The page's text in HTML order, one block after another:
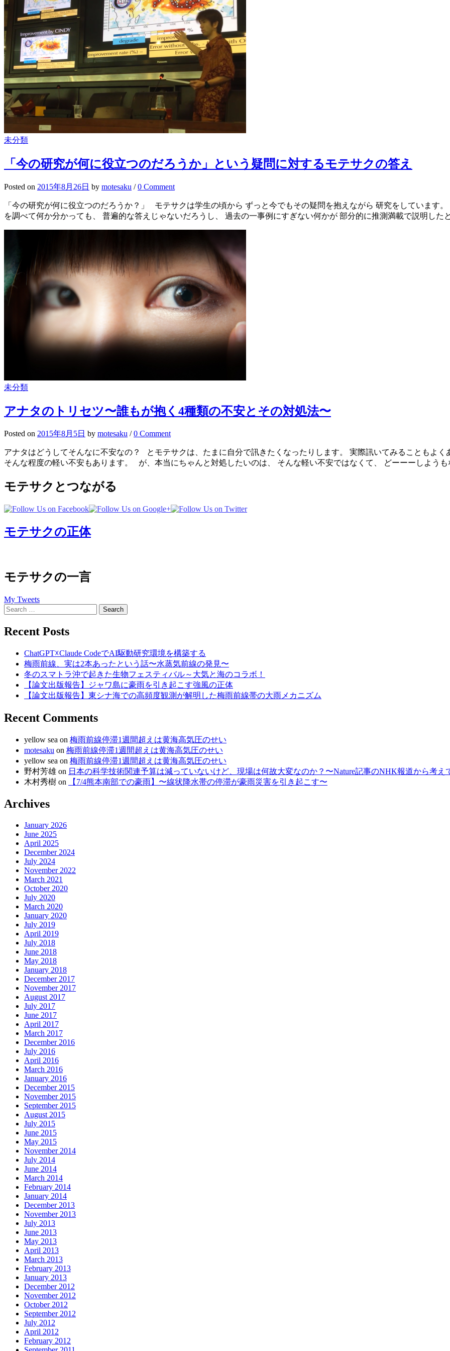
未分類
「今の研究が何に役立つのだろうか」という疑問に対するモテサクの答え
Posted on 2015年8月26日 by motesaku /0 Comment
「今の研究が何に役立つのだろうか？」 モテサクは学生の頃から ずっと今でもその疑問を抱えながら 研究をしています
を調べて何か分かっても、 普遍的な答えじゃないだろうし、 過去の一事例にすぎない何かが 部分的に推測満載で説明した
未分類
アナタのトリセツ〜誰もが抱く4種類の不安とその対処法〜
Posted on 2015年8月5日 by motesaku /0 Comment
アナタはどうしてそんなに不安なの？ とモテサクは、たまに自分で訊きたくなったりします。 実際訊いてみることもよ
そんな程度の軽い不安もあります。 が、本当にちゃんと対処したいのは、 そんな軽い不安ではなくて、 どーーーしようも
モテサクとつながる
モテサクの正体
モテサクの一言
My Tweets
Search
for:
Recent Posts
ChatGPT☓Claude CodeでAI駆動研究環境を構築する
梅雨前線、実は2本あったという話〜水蒸気前線の発見〜
冬のスマトラ沖で起きた生物フェスティバル～大気と海のコラボ！
【論文出版報告】ジャワ島に豪雨を引き起こす強風の正体
【論文出版報告】東シナ海での高頻度観測が解明した梅雨前線帯の大雨メカニズム
Recent Comments
yellow sea on 梅雨前線停滞1週間超えは黄海高気圧のせい
motesaku on 梅雨前線停滞1週間超えは黄海高気圧のせい
yellow sea on 梅雨前線停滞1週間超えは黄海高気圧のせい
野村芳雄 on 日本の科学技術関連予算は減っていないけど、現場は何故大変なのか？〜Nature記事のNHK報道から考え
木村秀樹 on 【7/4熊本南部での豪雨】〜線状降水帯の停滞が豪雨災害を引き起こす〜
Archives
January 2026
June 2025
April 2025
December 2024
July 2024
November 2022
March 2021
October 2020
July 2020
March 2020
January 2020
July 2019
April 2019
July 2018
June 2018
May 2018
January 2018
December 2017
November 2017
August 2017
July 2017
June 2017
April 2017
March 2017
December 2016
July 2016
April 2016
March 2016
January 2016
December 2015
November 2015
September 2015
August 2015
July 2015
June 2015
May 2015
November 2014
July 2014
June 2014
March 2014
February 2014
January 2014
December 2013
November 2013
July 2013
June 2013
May 2013
April 2013
March 2013
February 2013
January 2013
December 2012
November 2012
October 2012
September 2012
July 2012
April 2012
February 2012